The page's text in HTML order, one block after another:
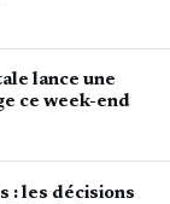
lance une
ce week-end
: les décisions